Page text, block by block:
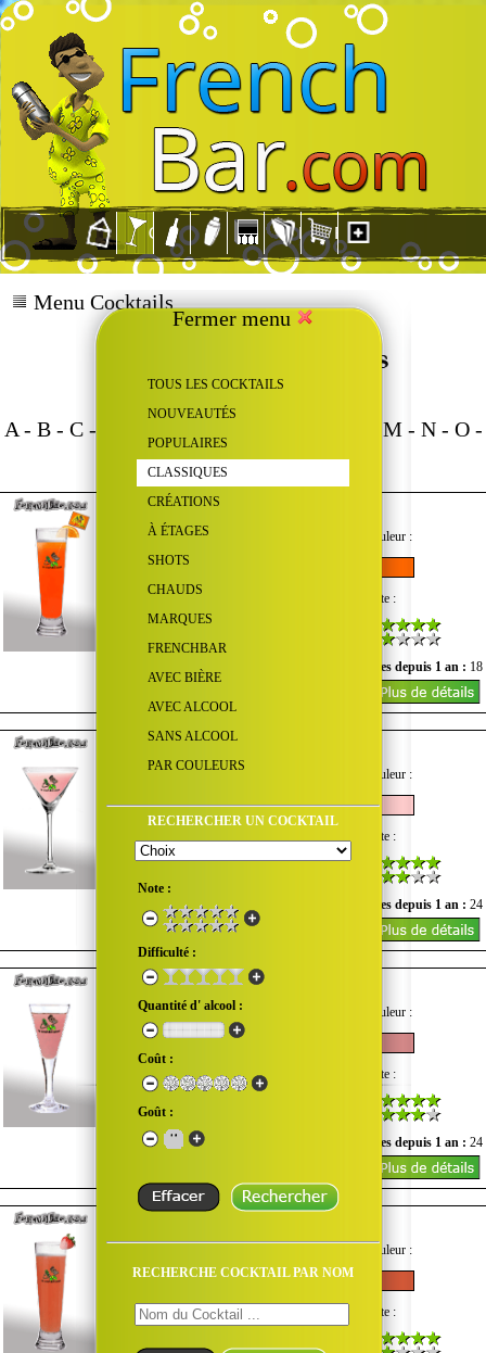
Fermer menu
TOUS LES COCKTAILS
NOUVEAUTÉS
POPULAIRES
CLASSIQUES
CRÉATIONS
À ÉTAGES
SHOTS
CHAUDS
MARQUES
FRENCHBAR
AVEC BIÈRE
AVEC ALCOOL
SANS ALCOOL
PAR COULEURS
RECHERCHER UN COCKTAIL
Note :
Difficulté :
Quantité d' alcool :
Coût :
Goût :
RECHERCHE COCKTAIL PAR NOM
Menu Cocktails
A- B- C- M- N- O-
P-R-S-T-V-W-Z
Couleur :
Difficulté : Note :
Nombre de vues du mois : Vues depuis 1 an : 18
Formule 1
Quantité d'alcool : Couleur :
Note :
Nombre de vues du mois : Vues depuis 1 an : 24
Formule 2
Quantité d'alcool : Couleur :
Difficulté : Coût : Note :
Nombre de vues du mois : Vues depuis 1 an : 24
Couleur :
Difficulté : Coût : Note :